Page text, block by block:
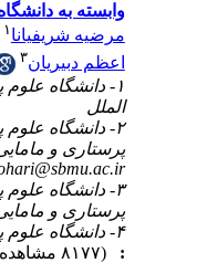
وابسته به
مرضیه شریفیانا۱
اعظم دبیریان ۳
۱- دانشگاه
الملل
۲- دانشگاه علوم
پرستاری و
۳- دانشگاه علوم
پرستاری و